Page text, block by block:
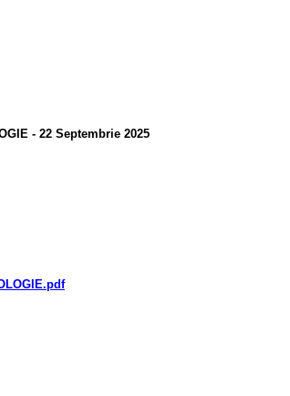
- 22 Septembrie 2025
.pdf